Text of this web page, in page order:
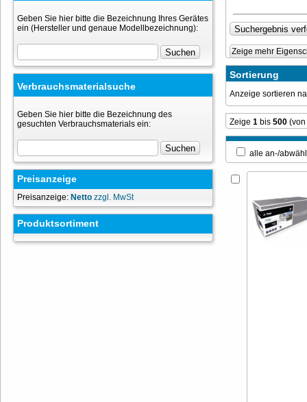
Geben Sie hier bitte die Bezeichnung Ihres Gerätes
ein (Hersteller und genaue Modellbezeichnung):
Verbrauchsmaterialsuche
Geben Sie hier bitte die Bezeichnung des
gesuchten Verbrauchsmaterials ein:
Preisanzeige
Preisanzeige: Netto zzgl. MwSt
Produktsortiment
Zeige mehr
Sortierung
Anzeige sortieren
Zeige 1 bis 500
alle an-/